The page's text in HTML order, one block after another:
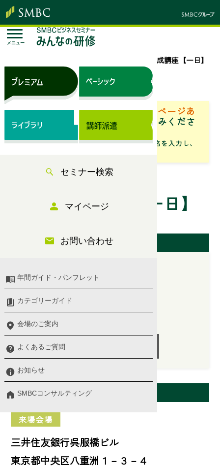
メニュー
セミナー検索
マイページ
お問い合わせ
年間ガイド・パンフレット
カテゴリーガイド
会場のご案内
よくあるご質問
お知らせ
SMBCコンサルティング
管理職養成講座【一日】
来場セミナー
ベーシック（サブスク）専用ページあ
り 「専用ページ」からお申込みくださ
い。
「フリーワード」にセミナータイトル名を入力し、
管理職養成講座【一日】
開催日（東京会場）
2025/09/11(木)
会場案内
来場会場
三井住友銀行呉服橋ビル
東京都中央区八重洲１－３－４